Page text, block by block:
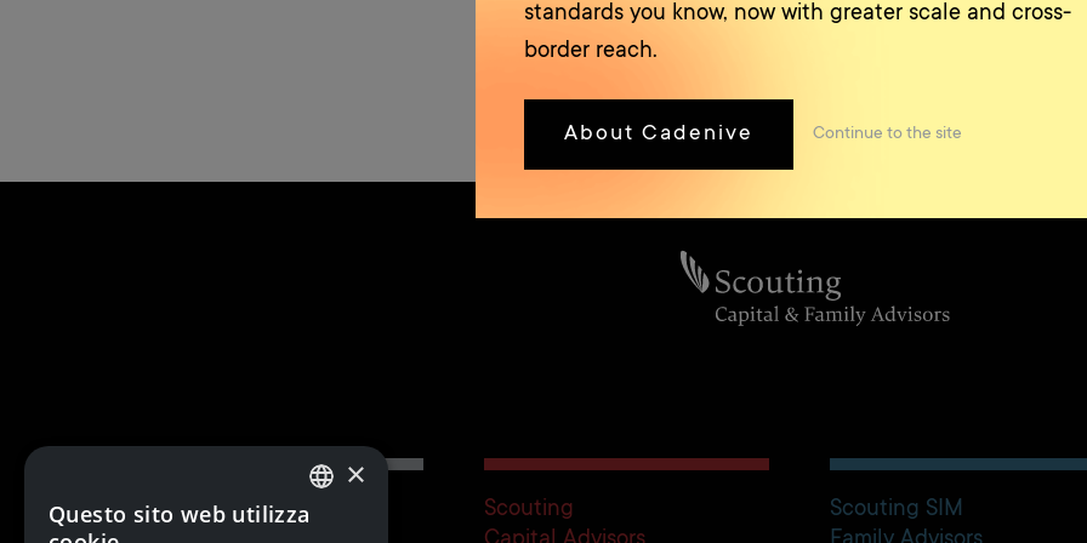
Team
Scouting
Scouting SIM
standards you know, now with greater scale and cross-
border reach.
About Cadenive Continue to the site
×
Questo sito web utilizza